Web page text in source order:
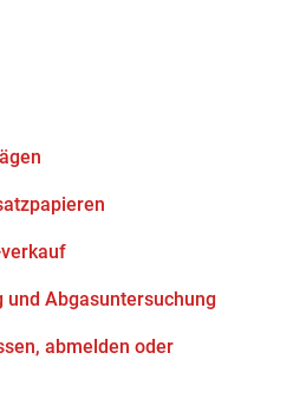
und Abgasuntersuchung
abmelden oder